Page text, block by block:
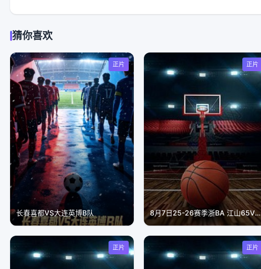
猜你喜欢
正片
长春喜都VS大连英博B队
正片
8月7日25-26赛季浙BA 江山65VS59常山
正片 正片